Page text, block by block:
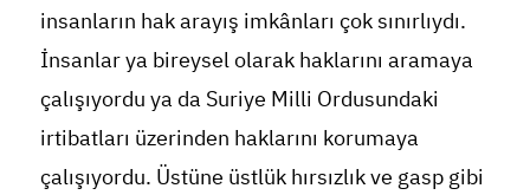
insanların hak arayış imkânları çok sınırlıydı.
İnsanlar ya bireysel olarak haklarını aramaya
çalışıyordu ya da Suriye Milli Ordusundaki
irtibatları üzerinden haklarını korumaya
çalışıyordu. Üstüne üstlük hırsızlık ve gasp gibi